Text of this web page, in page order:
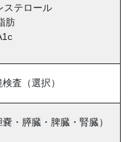
ステロール
肪
査（選択）
・膵臓・脾臓・腎臓）